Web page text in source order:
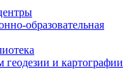
образовательная
и картографии